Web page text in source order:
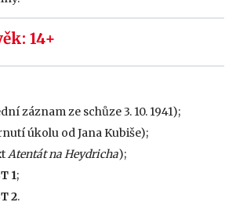
14+
záznam ze schůze 3. 10. 1941);
úkolu od Jana Kubiše);
Atentát na Heydricha);
1;
2.